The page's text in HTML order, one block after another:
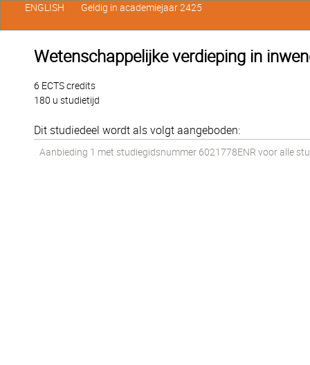
Wetenschappelijke verdieping in
6 ECTS credits
180 u studietijd
Dit studiedeel wordt als volgt aangeboden:
Aanbieding 1 met studiegidsnummer 6021778ENR voor alle
ENGLISH Geldig in academiejaar 2425